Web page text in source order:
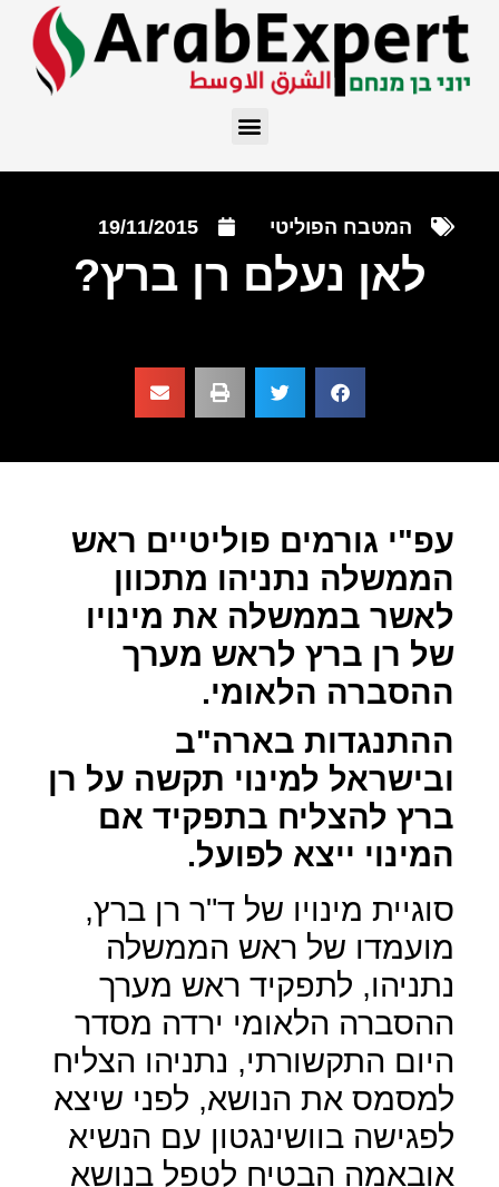
המטבח הפוליטי 19/11/2015
לאן נעלם רן ברץ?
עפ"י גורמים פוליטיים ראש
הממשלה נתניהו מתכוון
לאשר בממשלה את מינויו
של רן ברץ לראש מערך
ההסברה הלאומי.
ההתנגדות בארה"ב
ובישראל למינוי תקשה על רן
ברץ להצליח בתפקיד אם
המינוי ייצא לפועל.
סוגיית מינויו של ד"ר רן ברץ,
מועמדו של ראש הממשלה
נתניהו, לתפקיד ראש מערך
ההסברה הלאומי ירדה מסדר
היום התקשורתי, נתניהו הצליח
למסמס את הנושא, לפני שיצא
לפגישה בוושינגטון עם הנשיא
אובאמה הבטיח לטפל בנושא